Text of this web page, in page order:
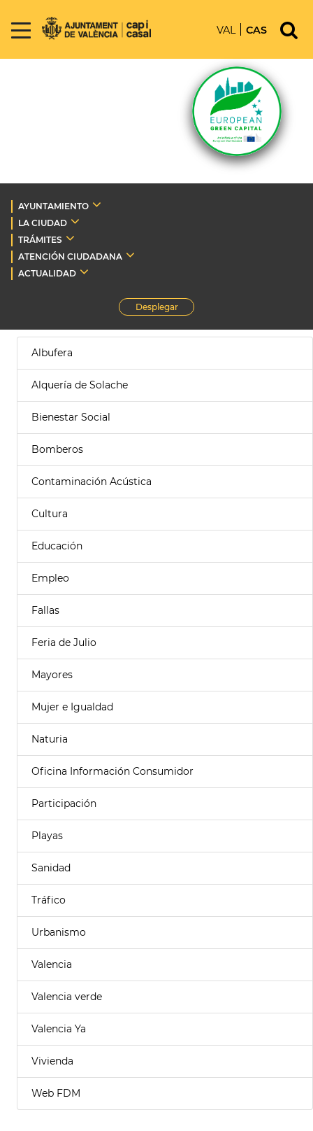
VAL CAS
AYUNTAMIENTO
LA CIUDAD
TRÁMITES
ATENCIÓN CIUDADANA
ACTUALIDAD
Desplegar
Albufera
Alquería de Solache
Bienestar Social
Bomberos
Contaminación Acústica
Cultura
Educación
Empleo
Fallas
Feria de Julio
Mayores
Mujer e Igualdad
Naturia
Oficina Información Consumidor
Participación
Playas
Sanidad
Tráfico
Urbanismo
Valencia
Valencia verde
Valencia Ya
Vivienda
Web FDM